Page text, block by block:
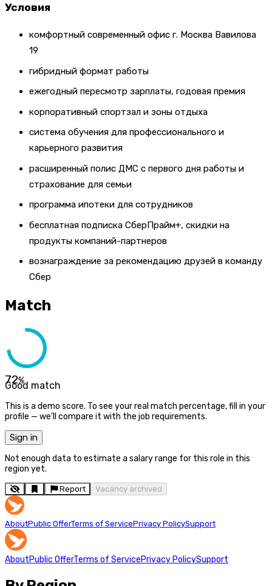
Условия
комфортный современный офис г. Москва Вавилова
19
гибридный формат работы
ежегодный пересмотр зарплаты, годовая премия
корпоративный спортзал и зоны отдыха
система обучения для профессионального и
карьерного развития
расширенный полис ДМС с первого дня работы и
страхование для семьи
программа ипотеки для сотрудников
бесплатная подписка СберПрайм+, скидки на
продукты компаний-партнеров
вознаграждение за рекомендацию друзей в команду
Сбер
Match
72%
Good match
This is a demo score. To see your real match percentage, fill in your
profile — we'll compare it with the job requirements.
Sign in
Not enough data to estimate a salary range for this role in this
region yet.
Report Vacancy archived
AboutPublic OfferTerms of ServicePrivacy PolicySupport
AboutPublic OfferTerms of ServicePrivacy PolicySupport